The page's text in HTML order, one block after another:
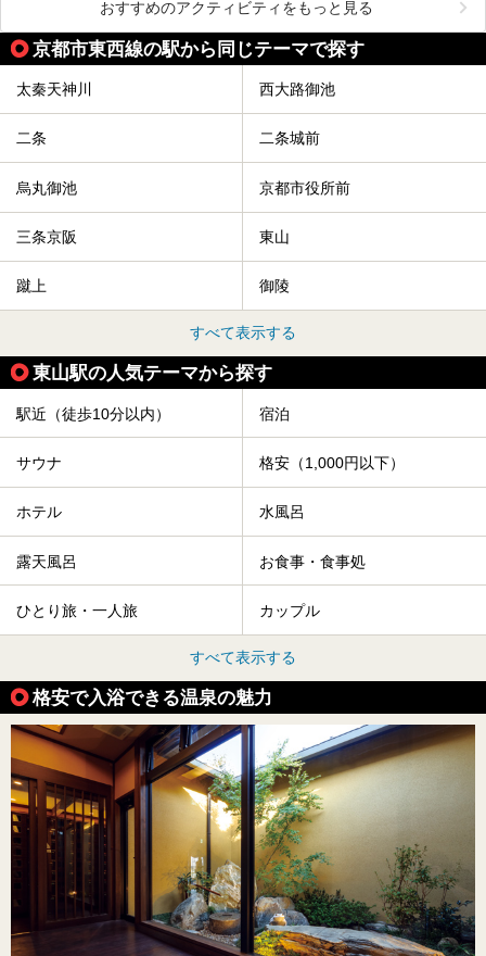
おすすめのアクティビティをもっと見る
京都市東西線の駅から同じテーマで探す
太秦天神川 西大路御池
二条 二条城前
烏丸御池 京都市役所前
三条京阪 東山
蹴上 御陵
すべて表示する
東山駅の人気テーマから探す
駅近（徒歩10分以内） 宿泊
サウナ 格安（1,000円以下）
ホテル 水風呂
露天風呂 お食事・食事処
ひとり旅・一人旅 カップル
すべて表示する
格安で入浴できる温泉の魅力